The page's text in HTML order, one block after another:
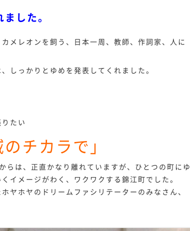
した。
メレオンを飼う、日本一周、教師、作詞家、人に
しっかりとゆめを発表してくれました。
たい
チカラで」
は、正直かなり離れていますが、ひとつの町にゆ
イメージがわく、ワクワクする錦江町でした。
ヤホヤのドリームファシリテーターのみなさん、